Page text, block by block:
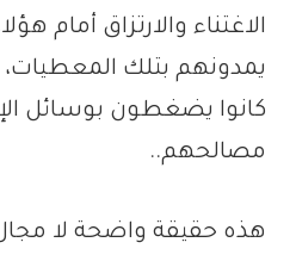
الاغتناء والارتزاق أمام
يمدونهم بتلك
كانوا يضغطون بوسائل
مصالحهم..
هذه حقيقة واضحة لا